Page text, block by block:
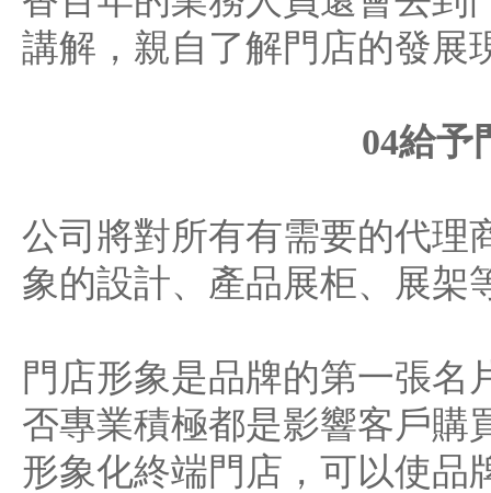
講解，親自了解門店的發展
04給予
公司將對所有有需要的代理
象的設計、產品展柜、展架
門店形象是品牌的第一張名
否專業積極都是影響客戶購
形象化終端門店，可以使品